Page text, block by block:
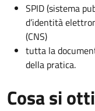
SPID (sistema
d’identità
(CNS)
tutta la
della pratica.
Cosa si